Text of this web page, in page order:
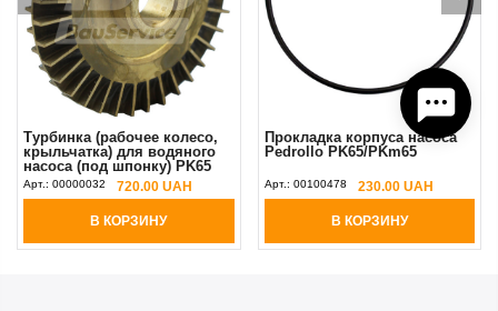
Турбинка (рабочее колесо,
крыльчатка) для водяного
насоса (под шпонку) PK65
Арт.: 00000032 720.00 UAH
В КОРЗИНУ
Прокладка корпуса насоса
Pedrollo PK65/PKm65
Арт.: 00100478 230.00 UAH
В КОРЗИНУ